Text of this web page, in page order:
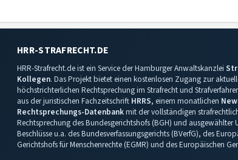
HRR-STRAFRECHT.DE
HRR-Strafrecht.de ist ein Service der Hamburger Anwaltskanzlei
Kollegen. Das Projekt bietet einen kostenlosen Zugang zur
höchstrichterlichen Rechtsprechung im Strafrecht und
aus der juristischen Fachzeitschrift HRRS, einem monatlichen
Rechtsprechungs-Datenbankmit der vollständigen
Rechtsprechung des Bundesgerichtshofs (BGH) und ausgewählter
Beschlüsse u.a. des Bundesverfassungsgerichts (BVerfG), des
Gerichtshofs für Menschenrechte (EGMR) und des Europäischen